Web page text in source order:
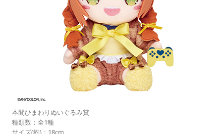
本間ひまわりぬいぐるみ賞
種類数：全1種
サイズ(約)：18cm